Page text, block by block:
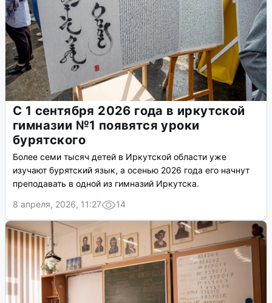
С 1 сентября 2026 года в иркутской
гимназии №1 появятся уроки
бурятского
Более семи тысяч детей в Иркутской области уже
изучают бурятский язык, а осенью 2026 года его начнут
преподавать в одной из гимназий Иркутска.
8 апреля, 2026, 11:27
14